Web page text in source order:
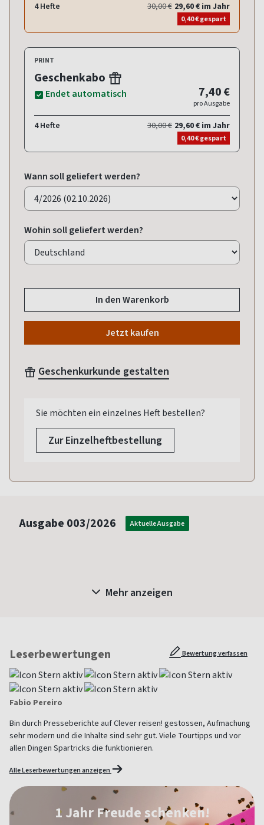
4 Hefte 30,00 € 29,60 € im Jahr
0,40 € gespart
PRINT
Geschenkabo
Endet automatisch 7,40 €
pro Ausgabe
4 Hefte 30,00 € 29,60 € im Jahr
0,40 € gespart
Wann soll geliefert werden?
Wohin soll geliefert werden?
In den Warenkorb
Jetzt kaufen
Geschenkurkunde gestalten
Sie möchten ein einzelnes Heft bestellen?
Zur Einzelheftbestellung
Ausgabe 003/2026 Aktuelle Ausgabe
Mehr anzeigen
Leserbewertungen Bewertung verfassen
Fabio Pereiro
Bin durch Presseberichte auf Clever reisen! gestossen, Aufmachung
sehr modern und die Inhalte sind sehr gut. Viele Tourtipps und vor
allen Dingen Spartricks die funktionieren.
Alle Leserbewertungen anzeigen
1 Jahr Freude schenken!